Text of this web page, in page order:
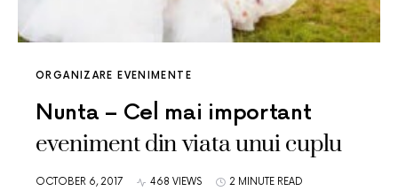
ORGANIZARE EVENIMENTE
Nunta – Cel mai important
eveniment din viata unui cuplu
OCTOBER 6, 2017 468 VIEWS 2 MINUTE READ